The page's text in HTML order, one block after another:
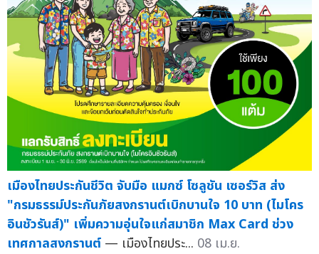
เมืองไทยประกันชีวิต จับมือ แมกซ์ โซลูชัน เซอร์วิส ส่ง
"กรมธรรม์ประกันภัยสงกรานต์เบิกบานใจ 10 บาท (ไมโคร
อินชัวรันส์)" เพิ่มความอุ่นใจแก่สมาชิก Max Card ช่วง
เทศกาลสงกรานต์ — เมืองไทยประ... 08 เม.ย.